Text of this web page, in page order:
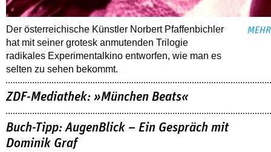
Der österreichische Künstler Norbert Pfaffenbichler
hat mit seiner grotesk anmutenden Trilogie
radikales Experimentalkino entworfen, wie man es
selten zu sehen bekommt.
MEHR
ZDF-Mediathek: »München Beats«
Buch-Tipp: AugenBlick – Ein Gespräch mit
Dominik Graf